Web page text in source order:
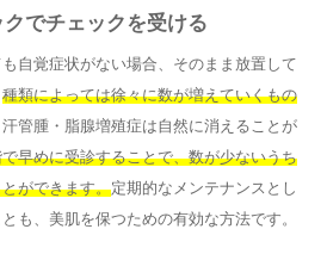
でチェックを受ける
自覚症状がない場合、そのまま放置して
種類によっては徐々に数が増えていくもの
管腫・脂腺増殖症は自然に消えることが
早めに受診することで、数が少ないうち
ができます。定期的なメンテナンスとし
も、美肌を保つための有効な方法です。